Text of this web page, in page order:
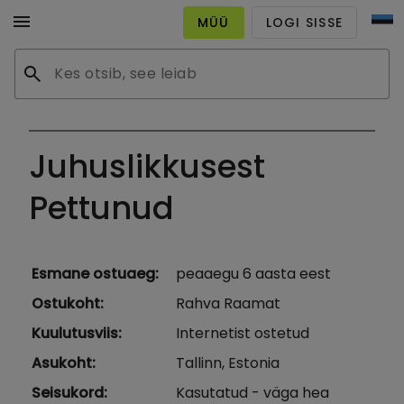
menu
search
MÜÜ LOGI SISSE
Juhuslikkusest
Pettunud
Esmane ostuaeg:
peaaegu 6 aasta eest
Ostukoht:
Rahva Raamat
Kuulutusviis:
Internetist ostetud
Asukoht:
Tallinn, Estonia
Seisukord: Kasutatud - väga hea